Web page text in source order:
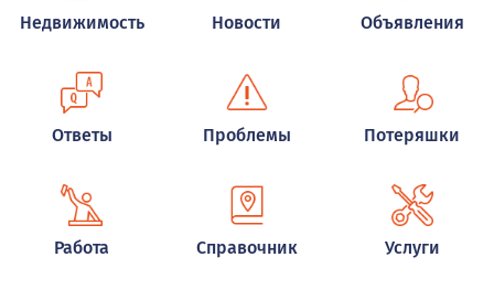
Недвижимость Новости Объявления
Ответы Проблемы Потеряшки
Работа Справочник Услуги